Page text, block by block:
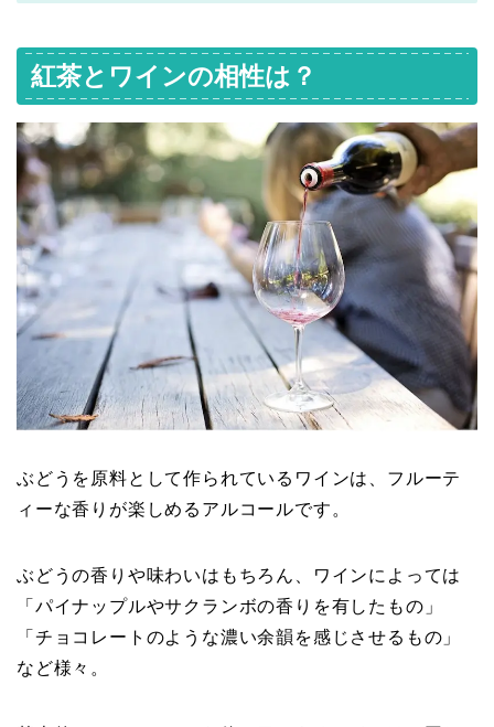
紅茶とワインの相性は？
ぶどうを原料として作られているワインは、フルーテ
ィーな香りが楽しめるアルコールです。
ぶどうの香りや味わいはもちろん、ワインによっては
「パイナップルやサクランボの香りを有したもの」
「チョコレートのような濃い余韻を感じさせるもの」
など様々。